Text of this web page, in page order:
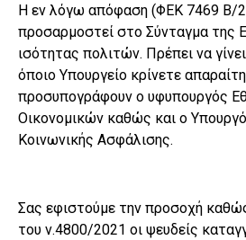
Η εν λόγω απόφαση (ΦΕΚ 7469 Β/
προσαρμοστεί στο Σύνταγμα της
ισότητας πολιτών. Πρέπει να
όποιο Υπουργείο κρίνετε
προσυπογράφουν ο υφυπουργός
Οικονομικών καθώς και ο
Κοινωνικής Ασφάλισης.
Σας εφιστούμε την προσοχή
του ν.4800/2021 οι ψευδείς